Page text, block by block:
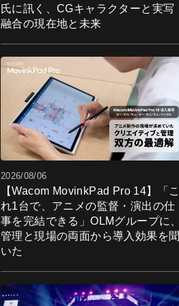
氏に訊く、CGキャラクターと実写
融合の現在地と未来
2026/08/06
【Wacom MovinkPad Pro 14】「こ
れ1台で、アニメの監督・演出の仕
事を完結できる」OLMグループに、
管理と現場の両面から導入効果を聞
いた